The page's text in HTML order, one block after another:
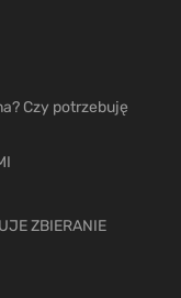
Czy potrzebuję
ZBIERANIE